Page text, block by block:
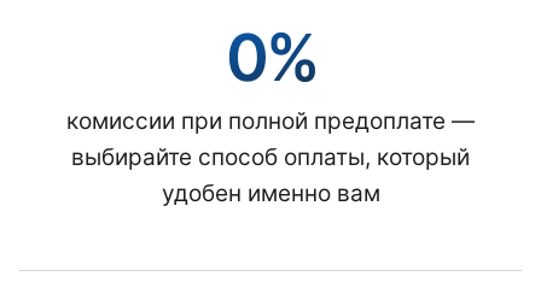
0%
комиссии при полной предоплате —
выбирайте способ оплаты, который
удобен именно вам